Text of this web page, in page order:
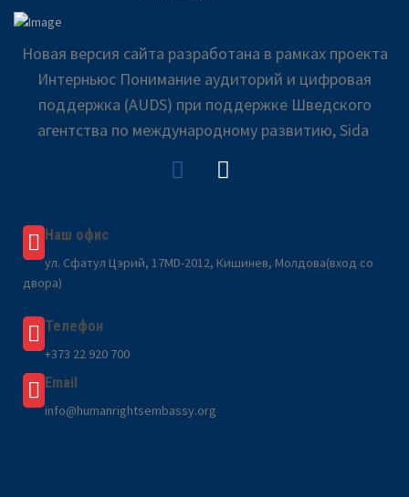
Новая версия сайта разработана в рамках проекта
Интерньюс Понимание аудиторий и цифровая
поддержка (AUDS) при поддержке Шведского
агентства по международному развитию, Sida
Наш офис
ул. Сфатул Цэрий, 17MD-2012, Кишинев, Молдова(вход со
двора)
Телефон
+373 22 920 700
Email
info@humanrightsembassy.org